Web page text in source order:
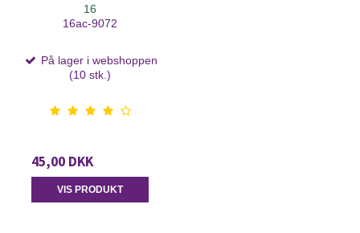
16
16ac-9072
På lager i webshoppen
(10 stk.)
45,00 DKK
VIS PRODUKT